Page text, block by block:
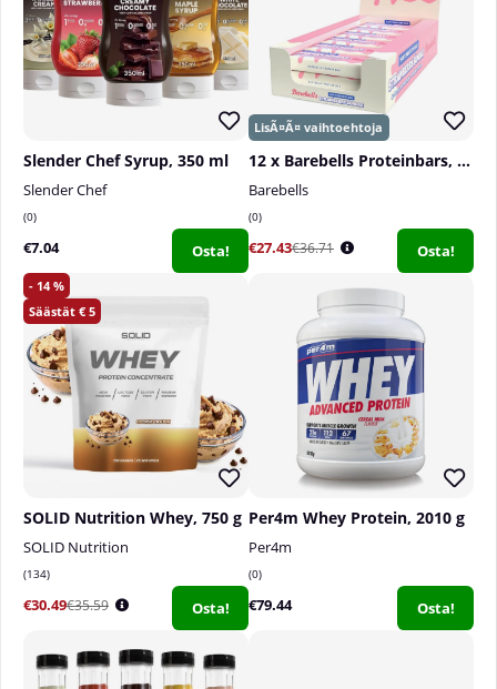
Ravintolisää ei tule käyttää monipuolisen
ruokavalion korvikkeena. TUOTETTA TULEE
SÄILYTTÄÄ LASTEN ULOTTUMATTOMISSA. Tätä
tuotetta ei ole tarkoitettu minkään sairauden
diagnosointiin, hoitoon, parantamiseen tai
Slender Chef Syrup, 350 ml
Slender Chef
0
€7.04 Osta!
12 x Barebells Proteinbars, 55 g
Barebells
0
€27.43€36.71 Osta!
14
5
SOLID Nutrition Whey, 750 g
SOLID Nutrition
134
€30.49€35.59 Osta!
Per4m Whey Protein, 2010 g
Per4m
0
€79.44 Osta!